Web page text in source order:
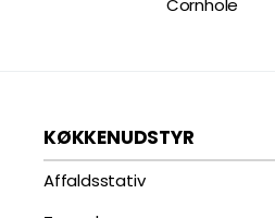
Cornhole
KØKKENUDSTYR
Affaldsstativ